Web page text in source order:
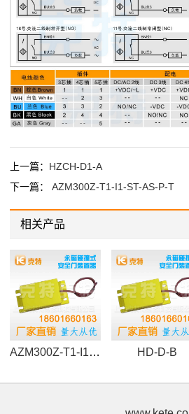
上一篇： HZCH-D1-A
下一篇： AZM300Z-T1-I1-ST-AS-P-T
相关产品
AZM300Z-T1-I1-ST-AS-P-T HD-D-B